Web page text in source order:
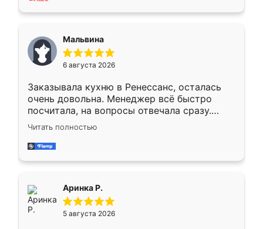
меньше, здесь же он более разнообразный.
Мне нравится ,если что-то потребуется из
мебели буду заказывать только здесь.
Мальвина
6 августа 2026
Заказывала кухню в Ренессанс, осталась
очень довольна. Менеджер всё быстро
посчитала, на вопросы отвечала сразу.
Замерщик приехал в субботу, подошёл к
делу со всей ответственностью. Собрали
за день, ребята работали аккуратно, даже
Читать полностью
Аринка Р.
5 августа 2026